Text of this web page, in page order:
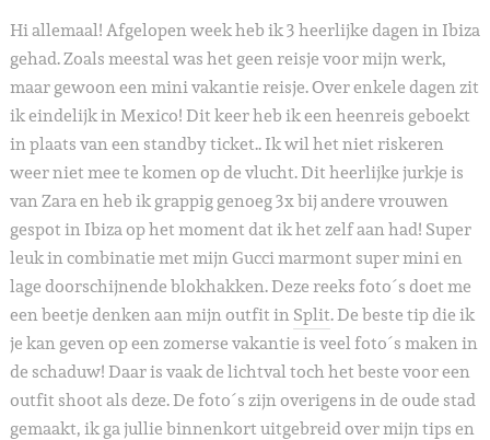
Hi allemaal! Afgelopen week heb ik 3 heerlijke dagen in Ibiza
gehad. Zoals meestal was het geen reisje voor mijn werk,
maar gewoon een mini vakantie reisje. Over enkele dagen zit
ik eindelijk in Mexico! Dit keer heb ik een heenreis geboekt
in plaats van een standby ticket.. Ik wil het niet riskeren
weer niet mee te komen op de vlucht. Dit heerlijke jurkje is
van Zara en heb ik grappig genoeg 3x bij andere vrouwen
gespot in Ibiza op het moment dat ik het zelf aan had! Super
leuk in combinatie met mijn Gucci marmont super mini en
lage doorschijnende blokhakken. Deze reeks foto´s doet me
een beetje denken aan mijn outfit inSplit. De beste tip die ik
je kan geven op een zomerse vakantie is veel foto´s maken in
de schaduw! Daar is vaak de lichtval toch het beste voor een
outfit shoot als deze. De foto´s zijn overigens in de oude stad
gemaakt, ik ga jullie binnenkort uitgebreid over mijn tips en